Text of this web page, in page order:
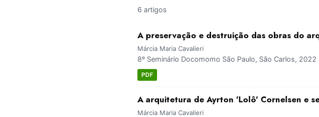
6 artigos
A preservação e destruição das obras do
Márcia Maria Cavalieri
8º Seminário Docomomo São Paulo, São Carlos, 2022
PDF
A arquitetura de Ayrton 'Lolô' Cornelsen e
Márcia Maria Cavalieri